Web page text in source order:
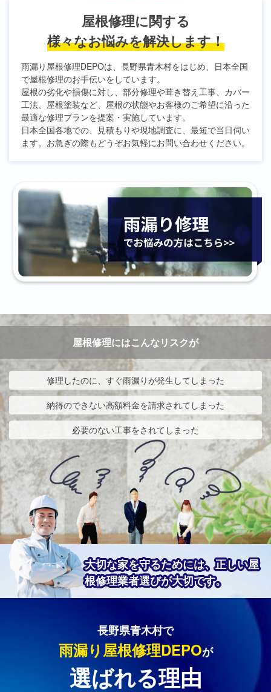
屋根修理に関する
様々なお悩みを解決します！
雨漏り屋根修理DEPOは、長野県青木村をはじめ、日本全国
で屋根修理のお手伝いをしています。
屋根の劣化や損傷に対し、部分修理や葺き替え工事、カバー
工法、屋根塗装など、屋根の状態やお客様のご希望に沿った
最適な修理プランを提案・実施しています。
日本全国各地での、見積もりや現地調査に、最短で当日伺い
ます。お急ぎの際もどうぞお気軽にお問い合わせください。
屋根修理にはこんなリスクが
修理したのに、すぐ雨漏りが発生してしまった
納得のできない高額料金を請求されてしまった
必要のない工事をされてしまった
大切な家を守るためには、正しい屋
根修理業者選びが大切です。
長野県青木村で
雨漏り屋根修理DEPOが
選ばれる理由